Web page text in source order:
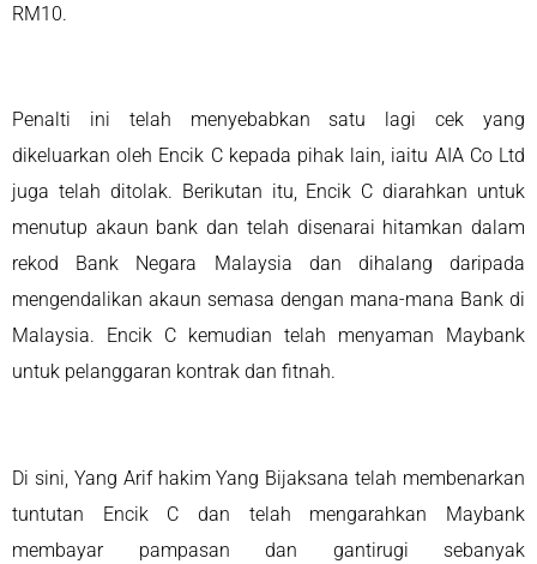
RM10.
Penalti ini telah menyebabkan satu lagi cek yang
dikeluarkan oleh Encik C kepada pihak lain, iaitu AIA Co Ltd
juga telah ditolak. Berikutan itu, Encik C diarahkan untuk
menutup akaun bank dan telah disenarai hitamkan dalam
rekod Bank Negara Malaysia dan dihalang daripada
mengendalikan akaun semasa dengan mana-mana Bank di
Malaysia. Encik C kemudian telah menyaman Maybank
untuk pelanggaran kontrak dan fitnah.
Di sini, Yang Arif hakim Yang Bijaksana telah membenarkan
tuntutan Encik C dan telah mengarahkan Maybank
membayar pampasan dan gantirugi sebanyak